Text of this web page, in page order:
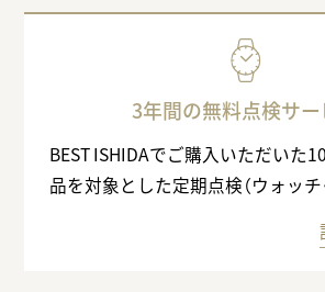
3年間の無料点検サー
BEST ISHIDAでご購入いただいた
品を対象とした定期点検（ウォッチ